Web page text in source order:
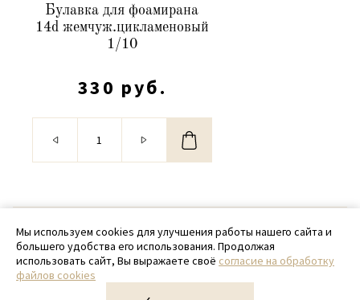
Булавка для фоамирана
14d жемчуж.цикламеновый
1/10
330 руб.
© 2020 - 2026 SamPack
+ 7 (918) 699-97-87
zakaz@sampack.store
Мы используем cookies для улучшения работы нашего сайта и
большего удобства его использования. Продолжая
использовать сайт, Вы выражаете своё согласие на обработку
файлов cookies